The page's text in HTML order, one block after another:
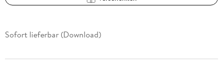
Sofort lieferbar (Download)